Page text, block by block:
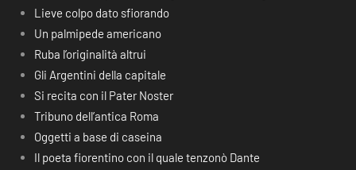
Lieve colpo dato sfiorando
Un palmipede americano
Ruba l’originalità altrui
Gli Argentini della capitale
Si recita con il Pater Noster
Tribuno dell’antica Roma
Oggetti a base di caseina
Il poeta fiorentino con il quale tenzonò Dante